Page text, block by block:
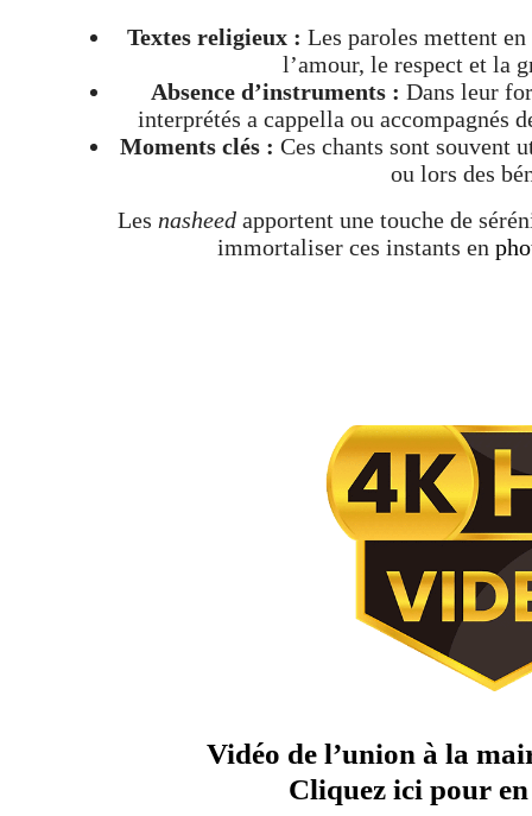
Textes religieux : Les paroles mettent
l’amour, le respect et la
Absence d’instruments : Dans leur
interprétés a cappella ou accompagnés
Moments clés : Ces chants sont souvent
ou lors des
Les nasheedapportent une touche de
immortaliser ces instants en
Vidéo de l’union à la
Cliquez ici pour